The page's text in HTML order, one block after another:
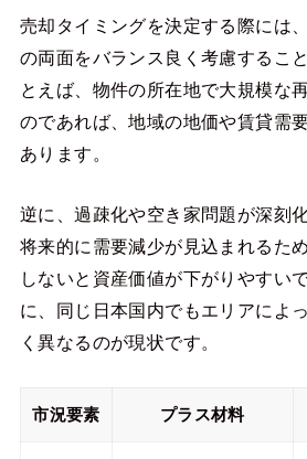
売却タイミングを決定する際には
の両面をバランス良く考慮するこ
とえば、物件の所在地で大規模な
のであれば、地域の地価や賃貸需
あります。
逆に、過疎化や空き家問題が深刻
将来的に需要減少が見込まれるた
しないと資産価値が下がりやすい
に、同じ日本国内でもエリアによ
く異なるのが現状です。
市況要素 プラス材料